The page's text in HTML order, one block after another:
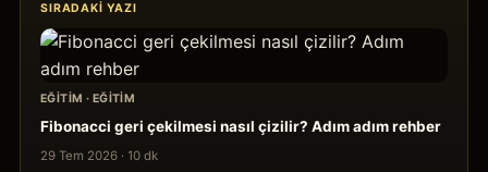
SIRADAKI YAZI
EĞITIM · EĞITIM
Fibonacci geri çekilmesi nasıl çizilir? Adım adım rehber
29 Tem 2026 · 10 dk